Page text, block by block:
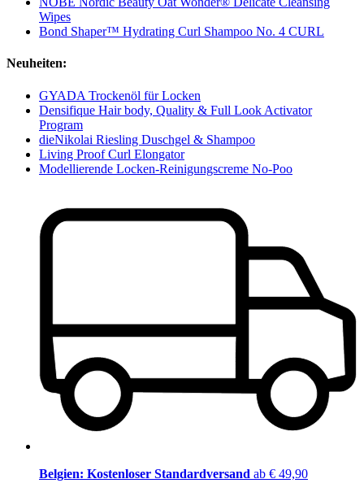
Wipes
Bond Shaper™ Hydrating Curl Shampoo No. 4 CURL
Neuheiten:
GYADA Trockenöl für Locken
Densifique Hair body, Quality & Full Look Activator
Program
dieNikolai Riesling Duschgel & Shampoo
Living Proof Curl Elongator
Modellierende Locken-Reinigungscreme No-Poo
Belgien: Kostenloser Standardversand ab € 49,90